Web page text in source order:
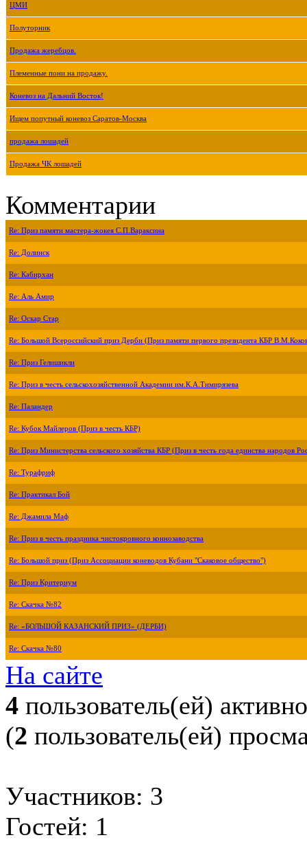
ЦМИ
Полуторник
Продажа жеребцов.
Племенные пони на продажу.
Коневоз на Дальний Восток!
Ищем попутный коневоз Саратов-Москва
продажа лошадей
Продажа ЧК лошадей
Комментарии
Re: Приз памяти мастера-жокея С.П.Вараксина
Re: Долинск
Re: Кабирхан
Re: Аль Амир
Re: Оскар Стар
Re: Большой Всероссийский приз Дерби (Приз памяти первого президента КБР
Re: Приз Гелишикли
Re: Приз в честь сельскохозяйственной Академии им.К.А.Тимирязева
Re: Паландер
Re: Кубок Майлеров (Приз в честь КБР)
Re: Приз Министерства сельского хозяйства КБР (Приз в честь года единства народов
Re: Турафриф
Re: Практикал Бой
Re: Джамила Маф
Re: Приз в честь праздника чистокровного коннозаводства
Re: Большой приз (Приз Ассоциации коневодов Кубани "Скаковое общество")
Re: Приз Критериум
Re: Скачка №82
Re: «БОЛЬШОЙ КАЗАНСКИЙ ПРИЗ» (ДЕРБИ)
Re: Скачка №80
На сайте
4 пользователь(ей) активно
(2 пользователь(ей)
Участников: 3
Гостей: 1